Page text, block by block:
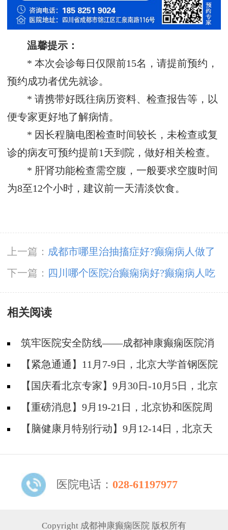
温馨提示：
* 本次会诊每日仅限前15名，请提前预约，
预约成功者优先就诊。
* 请携带好既往病历资料、检查报告等，以
便专家更好地了解病情。
* 因长程脑电图检查时间较长，未检查或复
诊的病友可预约提前1天到院，做好相关检查。
* 肝肾功能检查需空腹，一般要求空腹时间
为8至12个小时，建议前一天清淡饮食。
上一篇： 成都市哪里治抽搐症好?癫痫病人做了
手术后应该怎么护理?
下一篇：
四川哪个医院治癫痫病好?癫痫病人吃
什么药治疗好?
相关阅读
筑牢医院安全防线——成都神康癫痫医院消
防安全培训纪实
【紧急通通】11月7-9日，北京大学首钢医院
神经内科胡颖教授亲临成都会诊，破解癫痫疑难
【国庆看北京专家】9月30日-10月5日，北京
天坛&首钢医院两大专家蓉城亲诊+癫痫大额救
助，速约！
【重磅消息】9月19-21日，北京协和医院周
祥琴教授成都领衔会诊，共筑全年龄段抗癫防
【脑健康月特别行动】9月12-14日，北京天
年龄段癫痫患者
医院电话： 028-61197977
Copyright 成都神康癫痫医院 版权所有